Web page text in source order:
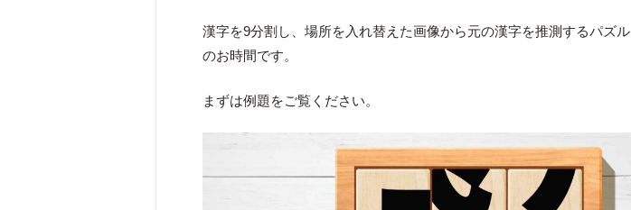
漢字を9分割し、場所を入れ替えた画像から元の漢字を推測するパズ
のお時間です。
まずは例題をご覧ください。